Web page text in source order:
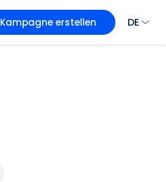
Kampagne erstellen DE